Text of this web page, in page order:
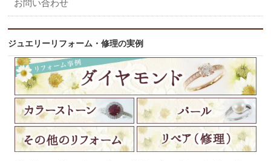
お問い合わせ
ジュエリーリフォーム・修理の実例